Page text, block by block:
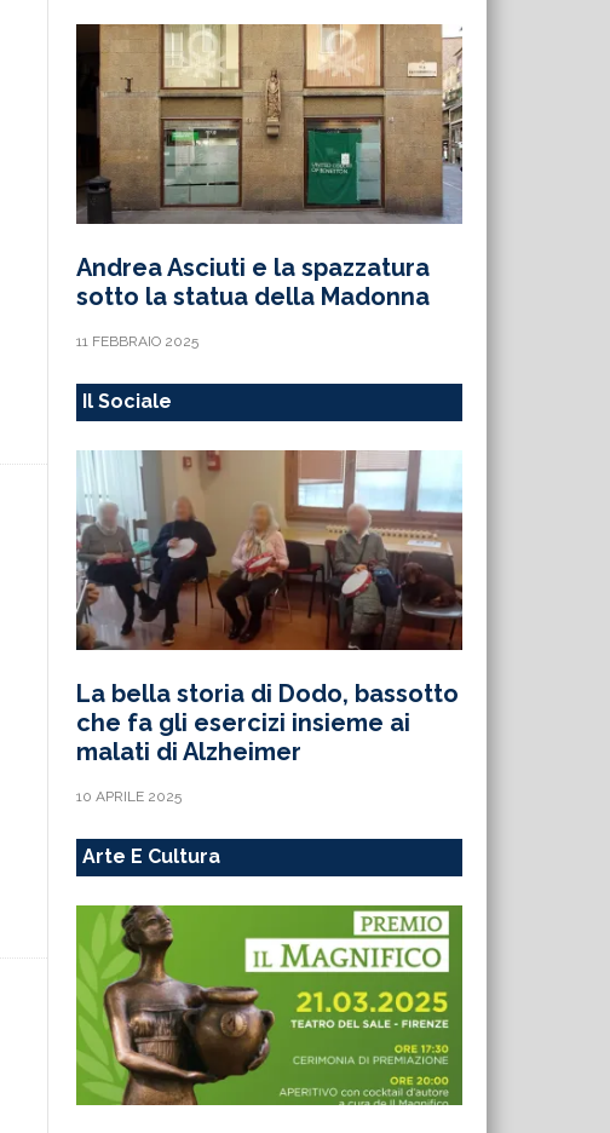
Andrea Asciuti e la spazzatura
sotto la statua della Madonna
11 FEBBRAIO 2025
Il Sociale
La bella storia di Dodo, bassotto
che fa gli esercizi insieme ai
malati di Alzheimer
10 APRILE 2025
Arte E Cultura